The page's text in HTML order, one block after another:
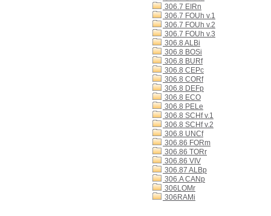
306.7 EIRn
306.7 FOUh v.1
306.7 FOUh v.2
306.7 FOUh v.3
306.8 ALBi
306.8 BOSi
306.8 BURf
306.8 CEPc
306.8 CORf
306.8 DEFp
306.8 ECO
306.8 PELe
306.8 SCHf v.1
306.8 SCHf v.2
306.8 UNCf
306.86 FORm
306.86 TORr
306.86 VIV
306.87 ALBp
306.A CANp
306LOMr
306RAMi